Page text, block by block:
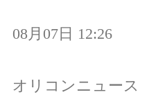
08月07日 12:26
オリコンニュース